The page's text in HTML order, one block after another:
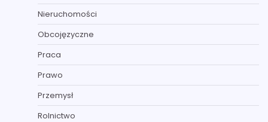
Nieruchomości
Obcojęzyczne
Praca
Prawo
Przemysł
Rolnictwo